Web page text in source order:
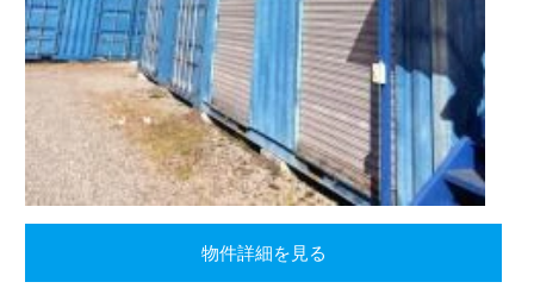
物件詳細を見る